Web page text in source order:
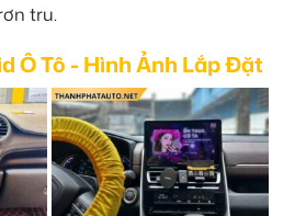
tru.
Ô Tô - Hình Ảnh Lắp Đặt